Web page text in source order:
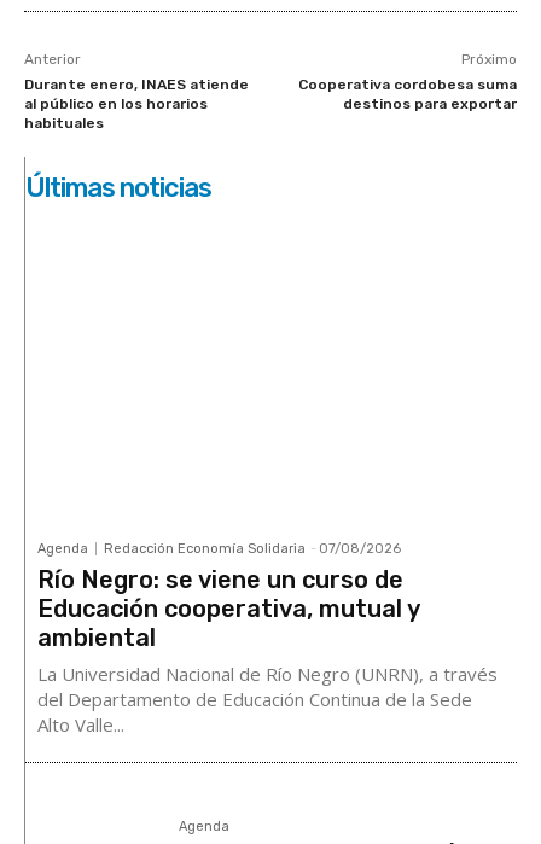
Anterior
Durante enero, INAES atiende
al público en los horarios
habituales
Próximo
Cooperativa cordobesa suma
destinos para exportar
Últimas noticias
Agenda Redacción Economía Solidaria - 07/08/2026
Río Negro: se viene un curso de
Educación cooperativa, mutual y
ambiental
La Universidad Nacional de Río Negro (UNRN), a través
del Departamento de Educación Continua de la Sede
Alto Valle...
Agenda